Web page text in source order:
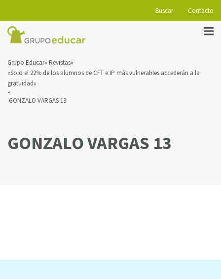
Buscar Contacto
Grupo Educar Revistas
«Solo el 22% de los alumnos de CFT e IP más vulnerables accederán a la
gratuidad»
GONZALO VARGAS 13
GONZALO VARGAS 13